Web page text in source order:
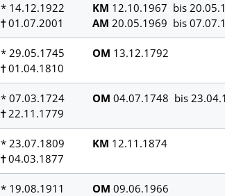
* 14.12.1922
01.07.2001
KM 12.10.1967 bis
AM 20.05.1969 bis
* 29.05.1745
01.04.1810
OM 13.12.1792
* 07.03.1724
22.11.1779
OM 04.07.1748 bis
* 23.07.1809
04.03.1877
KM 12.11.1874
* 19.08.1911
OM 09.06.1966